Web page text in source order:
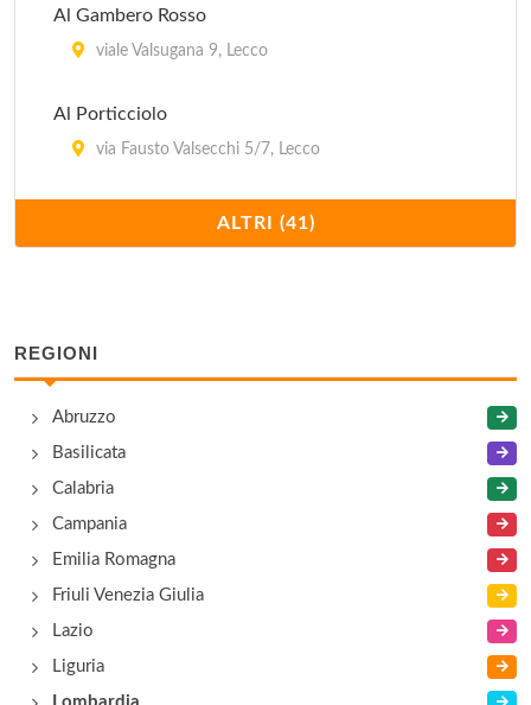
Al Gambero Rosso
viale Valsugana 9, Lecco
Al Porticciolo
via Fausto Valsecchi 5/7, Lecco
via Carlo Cattaneo 34, Lecco
via Dante Alighieri 18, Oggiono
Capri
vicolo della Torre 6, Lecco
Caviate
ALTRI (41)
REGIONI
Abruzzo
Basilicata
Calabria
Campania
Emilia Romagna
Friuli Venezia Giulia
Lazio
Liguria